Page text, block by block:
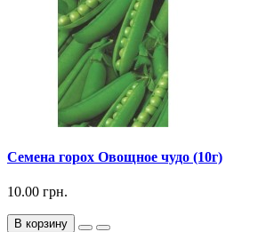
Семена горох Овощное чудо (10г)
10.00 грн.
В корзину